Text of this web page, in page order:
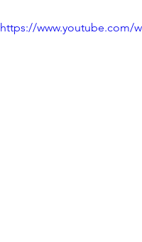
https://www.youtube.com/